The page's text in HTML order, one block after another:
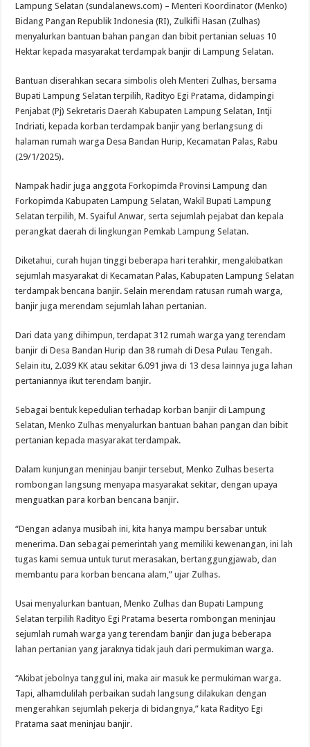
Lampung Selatan (sundalanews.com) – Menteri Koordinator (Menko)
Bidang Pangan Republik Indonesia (RI), Zulkifli Hasan (Zulhas)
menyalurkan bantuan bahan pangan dan bibit pertanian seluas 10
Hektar kepada masyarakat terdampak banjir di Lampung Selatan.
Bantuan diserahkan secara simbolis oleh Menteri Zulhas, bersama
Bupati Lampung Selatan terpilih, Radityo Egi Pratama, didampingi
Penjabat (Pj) Sekretaris Daerah Kabupaten Lampung Selatan, Intji
Indriati, kepada korban terdampak banjir yang berlangsung di
halaman rumah warga Desa Bandan Hurip, Kecamatan Palas, Rabu
(29/1/2025).
Nampak hadir juga anggota Forkopimda Provinsi Lampung dan
Forkopimda Kabupaten Lampung Selatan, Wakil Bupati Lampung
Selatan terpilih, M. Syaiful Anwar, serta sejumlah pejabat dan kepala
perangkat daerah di lingkungan Pemkab Lampung Selatan.
Diketahui, curah hujan tinggi beberapa hari terahkir, mengakibatkan
sejumlah masyarakat di Kecamatan Palas, Kabupaten Lampung Selatan
terdampak bencana banjir. Selain merendam ratusan rumah warga,
banjir juga merendam sejumlah lahan pertanian.
Dari data yang dihimpun, terdapat 312 rumah warga yang terendam
banjir di Desa Bandan Hurip dan 38 rumah di Desa Pulau Tengah.
Selain itu, 2.039 KK atau sekitar 6.091 jiwa di 13 desa lainnya juga lahan
pertaniannya ikut terendam banjir.
Sebagai bentuk kepedulian terhadap korban banjir di Lampung
Selatan, Menko Zulhas menyalurkan bantuan bahan pangan dan bibit
pertanian kepada masyarakat terdampak.
Dalam kunjungan meninjau banjir tersebut, Menko Zulhas beserta
rombongan langsung menyapa masyarakat sekitar, dengan upaya
menguatkan para korban bencana banjir.
“Dengan adanya musibah ini, kita hanya mampu bersabar untuk
menerima. Dan sebagai pemerintah yang memiliki kewenangan, ini lah
tugas kami semua untuk turut merasakan, bertanggungjawab, dan
membantu para korban bencana alam,” ujar Zulhas.
Usai menyalurkan bantuan, Menko Zulhas dan Bupati Lampung
Selatan terpilih Radityo Egi Pratama beserta rombongan meninjau
sejumlah rumah warga yang terendam banjir dan juga beberapa
lahan pertanian yang jaraknya tidak jauh dari permukiman warga.
“Akibat jebolnya tanggul ini, maka air masuk ke permukiman warga.
Tapi, alhamdulilah perbaikan sudah langsung dilakukan dengan
mengerahkan sejumlah pekerja di bidangnya,” kata Radityo Egi
Pratama saat meninjau banjir.